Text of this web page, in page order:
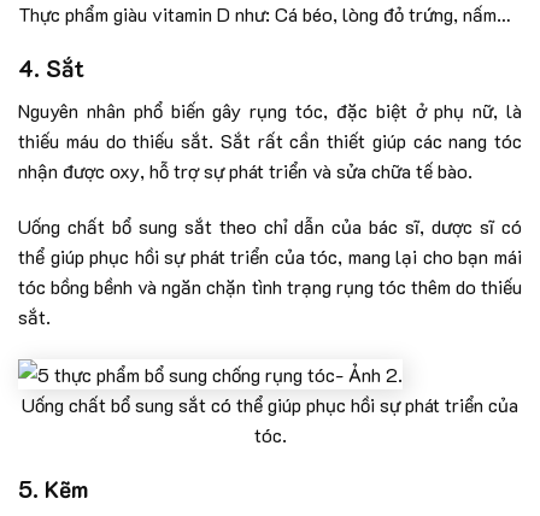
Thực phẩm giàu vitamin D như: Cá béo, lòng đỏ trứng, nấm…
4. Sắt
Nguyên nhân phổ biến gây rụng tóc, đặc biệt ở phụ nữ, là
thiếu máu do thiếu sắt. Sắt rất cần thiết giúp các nang tóc
nhận được oxy, hỗ trợ sự phát triển và sửa chữa tế bào.
Uống chất bổ sung sắt theo chỉ dẫn của bác sĩ, dược sĩ có
thể giúp phục hồi sự phát triển của tóc, mang lại cho bạn mái
tóc bồng bềnh và ngăn chặn tình trạng rụng tóc thêm do thiếu
sắt.
Uống chất bổ sung sắt có thể giúp phục hồi sự phát triển của
tóc.
5. Kẽm